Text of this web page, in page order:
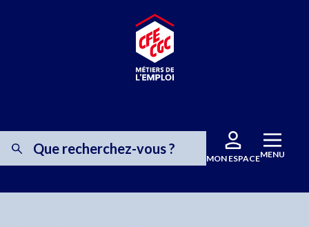
MON ESPACEMENU